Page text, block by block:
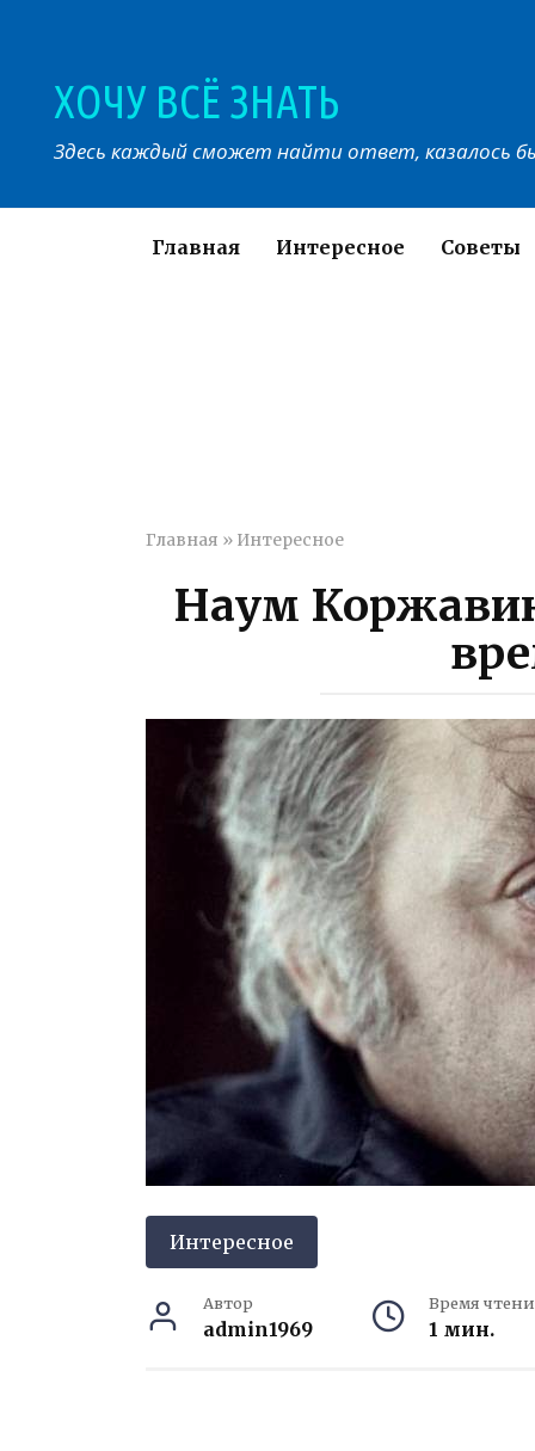
ХОЧУ ВСЁ ЗНАТЬ
Здесь каждый сможет найти ответ, казалось
Главная Интересное Советы
Главная » Интересное
Наум
Интересное
Автор
admin1969
Время
1 мин.